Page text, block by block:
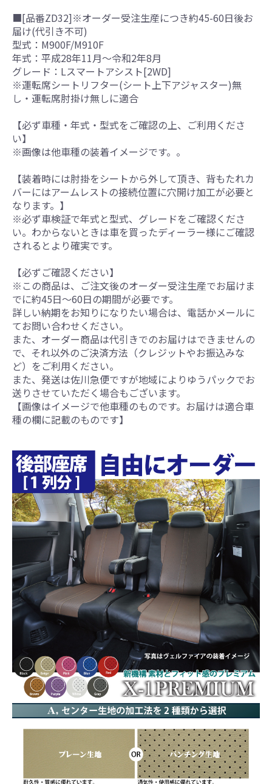
■[品番ZD32]※オーダー受注生産につき約45-60日後お
届け(代引き不可)
型式：M900F/M910F
年式：平成28年11月～令和2年8月
グレード：Lスマートアシスト[2WD]
※運転席シートリフター(シート上下アジャスター)無
し・運転席肘掛け無しに適合
【必ず車種・年式・型式をご確認の上、ご利用くださ
い】
※画像は他車種の装着イメージです。。
【装着時には肘掛をシートから外して頂き、背もたれカ
バーにはアームレストの接続位置に穴開け加工が必要と
なります。】
※必ず車検証で年式と型式、グレードをご確認くださ
い。わからないときは車を買ったディーラー様にご確認
されるとより確実です。
【必ずご確認ください】
※この商品は、ご注文後のオーダー受注生産でお届けま
でに約45日～60日の期間が必要です。
詳しい納期をお知りになりたい場合は、電話かメールに
てお問い合わせください。
また、オーダー商品は代引きでのお届けはできませんの
で、それ以外のご決済方法（クレジットやお振込みな
ど）をご利用ください。
また、発送は佐川急便ですが地域によりゆうパックでお
送りさせていただく場合もございます。
【画像はイメージで他車種のものです。お届けは適合車
種の欄に記載のものです】